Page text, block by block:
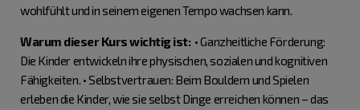
wohlfühlt und in seinem eigenen Tempo wachsen kann.
Warum dieser Kurs wichtig ist:• Ganzheitliche Förderung:
Die Kinder entwickeln ihre physischen, sozialen und kognitiven
Fähigkeiten. • Selbstvertrauen: Beim Bouldern und Spielen
erleben die Kinder, wie sie selbst Dinge erreichen können – das